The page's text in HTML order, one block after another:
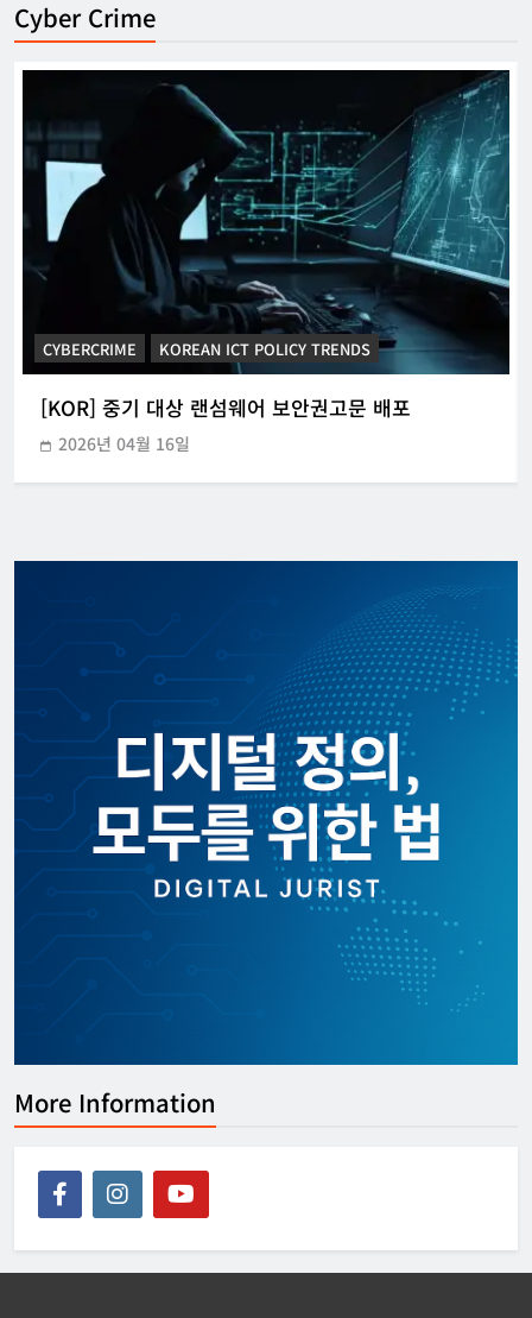
Cyber Crime
CYBERCRIME KOREAN ICT POLICY TRENDS
[KOR] 중기 대상 랜섬웨어 보안권고문 배포
2026년 04월 16일
More Information